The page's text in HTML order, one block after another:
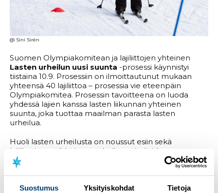
Suostumus Yksityiskohdat Tietoja
@ Sini Sirén
Suomen Olympiakomitean ja lajiliittojen yhteinen
Lasten urheilun uusi suunta -prosessi käynnistyi
tiistaina 10.9. Prosessiin on ilmoittautunut mukaan
yhteensä 40 lajiliittoa – prosessia vie eteenpäin
Olympiakomitea. Prosessin tavoitteena on luoda
yhdessä lajien kanssa lasten liikunnan yhteinen
suunta, joka tuottaa maailman parasta lasten
urheilua.
Huoli lasten urheilusta on noussut esiin sekä
lajiliittojen että huippu-urheilun toimijoiden
näkökulmasta. Keskustelussa aiheen tiimoilta
toistuvat samat teemat; drop out tulee liian aikaisin,
päälaji joudutaan valitsemaan liian varhain,
harrastaminen on kallista ja liian usein aikuislähtöistä.